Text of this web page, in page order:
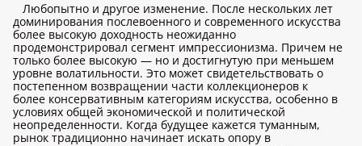
Любопытно и другое изменение. После нескольких лет
доминирования послевоенного и современного искусства
более высокую доходность неожиданно
продемонстрировал сегмент импрессионизма. Причем не
только более высокую — но и достигнутую при меньшем
уровне волатильности. Это может свидетельствовать о
постепенном возвращении части коллекционеров к
более консервативным категориям искусства, особенно в
условиях общей экономической и политической
неопределенности. Когда будущее кажется туманным,
рынок традиционно начинает искать опору в